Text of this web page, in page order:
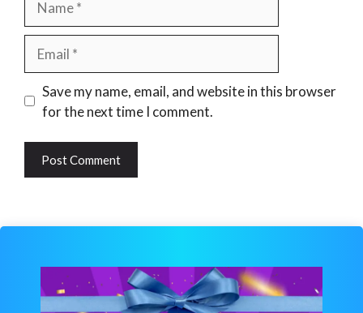
Website
Save my name, email, and website in this browser
for the next time I comment.